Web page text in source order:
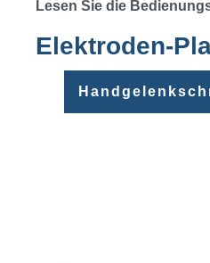
Lesen Sie die
Elektroden-